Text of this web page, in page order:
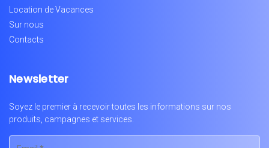
Location de Vacances
Sur nous
Contacts
Newsletter
Soyez le premier à recevoir toutes les informations sur nos
produits, campagnes et services.